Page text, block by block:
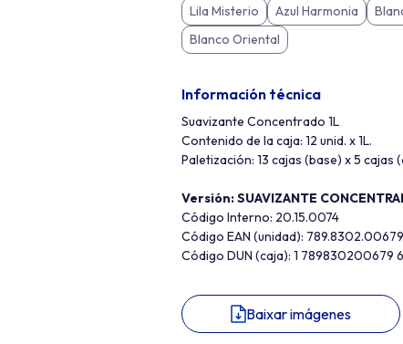
Lila Misterio Azul Harmonia
Blanco Oriental
Información técnica
Suavizante Concentrado 1L
Contenido de la caja: 12 unid. x 1L.
Paletización: 13 cajas (base) x 5 cajas
Versión: SUAVIZANTE
Código Interno: 20.15.0074
Código EAN (unidad):
Código DUN (caja): 1 789830200679 6
Baixar imágenes